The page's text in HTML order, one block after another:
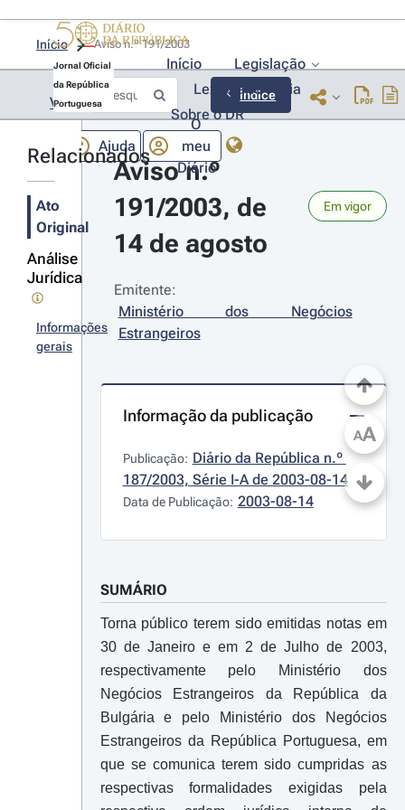
Jornal Oficial
da República
Portuguesa
Início
Legislação
Lexionário
Lia
Sobre o DR
Ajuda
O
meu
Diário
Início
Voltar Índice
Relacionados
Ato
Original
Análise
Jurídica
Informações
gerais
Aviso n.º
191/2003, de
14 de agosto
Em vigor
Emitente:
Ministério dos Negócios
Estrangeiros
Informação da publicação
Publicação: Diário da República n.º
187/2003, Série I-A de 2003-08-14
Data de Publicação: 2003-08-14
SUMÁRIO
Torna público terem sido emitidas notas em
30 de Janeiro e em 2 de Julho de 2003,
respectivamente pelo Ministério dos
Negócios Estrangeiros da República da
Bulgária e pelo Ministério dos Negócios
Estrangeiros da República Portuguesa, em
que se comunica terem sido cumpridas as
respectivas formalidades exigidas pela
AA